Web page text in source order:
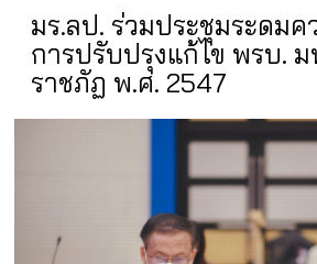
มร.ลป. ร่วมประชุมระดมค
การปรับปรุงแก้ไข พรบ.
ราชภัฏ พ.ศ. 2547